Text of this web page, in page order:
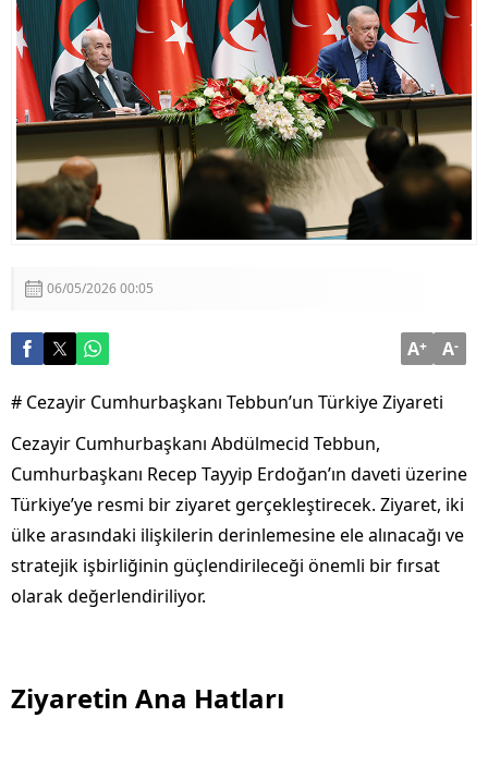
Görüşmesi
Adalet Bakanı Akın Gürlek: “Terörsüz Türkiye 86
Milyonun Ortak Hedefidir”
06/05/2026 00:05
A+ A-
# Cezayir Cumhurbaşkanı Tebbun’un Türkiye Ziyareti
Cezayir Cumhurbaşkanı Abdülmecid Tebbun,
Cumhurbaşkanı Recep Tayyip Erdoğan’ın daveti üzerine
Türkiye’ye resmi bir ziyaret gerçekleştirecek. Ziyaret, iki
ülke arasındaki ilişkilerin derinlemesine ele alınacağı ve
stratejik işbirliğinin güçlendirileceği önemli bir fırsat
olarak değerlendiriliyor.
Ziyaretin Ana Hatları